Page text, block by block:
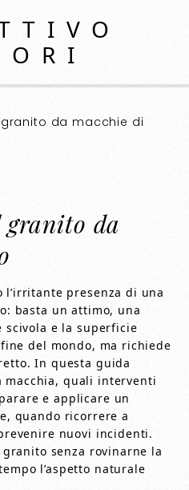
da macchie di
da
presenza di una
basta un attimo, una
e la superficie
del mondo, ma richiede
In questa guida
macchia, quali interventi
e applicare un
quando ricorrere a
nuovi incidenti.
senza rovinarne la
l’aspetto naturale